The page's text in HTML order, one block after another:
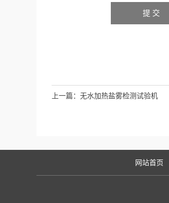
上一篇： 无水加热盐雾检测试验机
网站首页